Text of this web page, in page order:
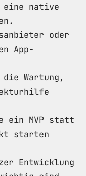
eine native
oder
App-
die Wartung,
ein MVP statt
starten
Entwicklung